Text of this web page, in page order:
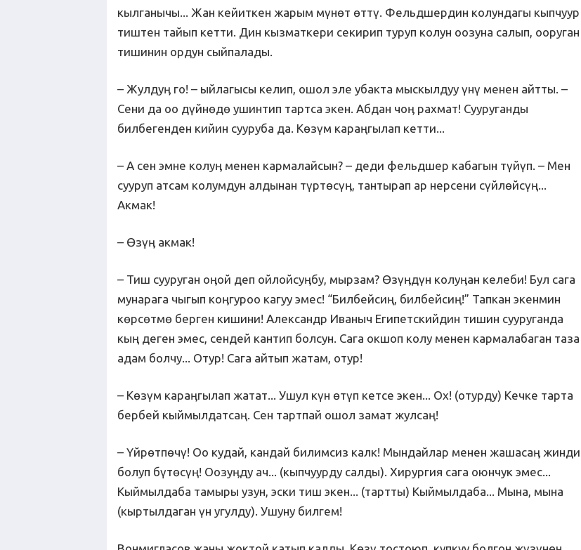
кылганычы... Жан кейиткен жарым мүнөт өттү. Фельдшердин колундагы кыпчуур
тиштен тайып кетти. Дин кызматкери секирип туруп колун оозуна салып, ооруган
тишинин ордун сыйпалады.
– Жулдуӊ го! – ыйлагысы келип, ошол эле убакта мыскылдуу үнү менен айтты. –
Сени да оо дүйнөдө ушинтип тартса экен. Абдан чоӊ рахмат! Сууруганды
билбегенден кийин сууруба да. Көзүм караңгылап кетти...
– А сен эмне колуӊ менен кармалайсын? – деди фельдшер кабагын түйүп. – Мен
сууруп атсам колумдун алдынан түртөсүӊ, тантырап ар нерсени сүйлөйсүң...
Акмак!
– Өзүӊ акмак!
– Тиш сууруган оӊой деп ойлойсуӊбу, мырзам? Өзүӊдүн колуӊан келеби! Бул сага
мунарага чыгып коӊгуроо кагуу эмес! “Билбейсиң, билбейсиң!” Тапкан экенмин
көрсөтмө берген кишини! Александр Иваныч Египетскийдин тишин сууруганда
кың деген эмес, сендей кантип болсун. Сага окшоп колу менен кармалабаган таза
адам болчу... Отур! Сага айтып жатам, отур!
– Көзүм караӊгылап жатат... Ушул күн өтүп кетсе экен... Ох! (отурду) Кечке тарта
бербей кыймылдатсаң. Сен тартпай ошол замат жулсаң!
– Үйрөтпөчү! Оо кудай, кандай билимсиз калк! Мындайлар менен жашасаӊ жинди
болуп бүтөсүң! Оозуӊду ач... (кыпчуурду салды). Хирургия сага оюнчук эмес...
Кыймылдаба тамыры узун, эски тиш экен... (тартты) Кыймылдаба... Мына, мына
(кыртылдаган үн угулду). Ушуну билгем!